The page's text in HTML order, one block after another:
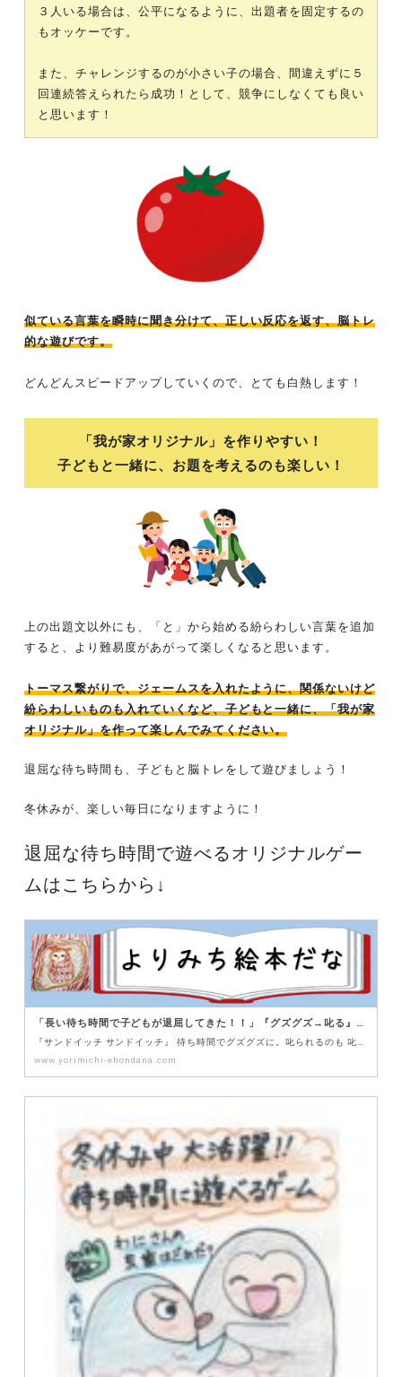
３人いる場合は、公平になるように、出題者を固定するの
もオッケーです。
また、チャレンジするのが小さい子の場合、間違えずに５
回連続答えられたら成功！として、競争にしなくても良い
と思います！
似ている言葉を瞬時に聞き分けて、正しい反応を返す、脳トレ
的な遊びです。
どんどんスピードアップしていくので、とても白熱します！
「我が家オリジナル」を作りやすい！
子どもと一緒に、お題を考えるのも楽しい！
上の出題文以外にも、「と」から始める紛らわしい言葉を追加
すると、より難易度があがって楽しくなると思います。
トーマス繋がりで、ジェームスを入れたように、関係ないけど
紛らわしいものも入れていくなど、子どもと一緒に、「我が家
オリジナル」を作って楽しんでみてください。
退屈な待ち時間も、子どもと脳トレをして遊びましょう！
冬休みが、楽しい毎日になりますように！
退屈な待ち時間で遊べるオリジナルゲー
ムはこちらから↓
「長い待ち時間で子どもが退屈してきた！！」『グズグズ→叱る』を回避！準備０で、即楽しめる、サンドイッチゲーム！ – よりみち絵本だな ～子育ての悩みを解決する 絵本と遊びの図書館～
www.yorimichi-ehondana.com